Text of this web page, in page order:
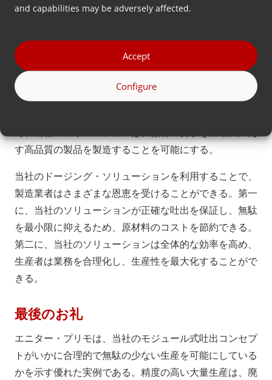
and capabilities may be adversely affected.
Accept
Configure
プラスチック押出成形用モジュラー吐
当社は、世界中のプラスチック製造企業向けにカスタマ
イズされた吐出ソリューションを開発することに専念し
ている。
す高品質の製品を製造することを可能にする。
当社のドージング・ソリューションを利用することで、
製造業者はさまざまな恩恵を受けることができる。第一
に、当社のソリューションが正確な吐出を保証し、無駄
を最小限に抑えるため、原材料のコストを節約できる。
第二に、当社のソリューションは全体的な効率を高め、
生産者は業務を合理化し、生産性を最大化することがで
きる。
最後のお礼
エニター・プリモは、当社のモジュール式吐出コンセプ
トがいかに合理的で無駄の少ない生産を可能にしている
かを示す優れた実例である。精度の高い大量生産は、廃